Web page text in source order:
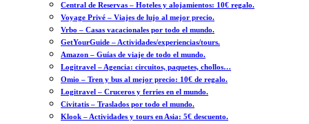
Central de Reservas – Hoteles y alojamientos: 10€ regalo.
Voyage Privé – Viajes de lujo al mejor precio.
Vrbo – Casas vacacionales por todo el mundo.
GetYourGuide – Actividades/experiencias/tours.
Amazon – Guías de viaje de todo el mundo.
Logitravel – Agencia: circuitos, paquetes, chollos…
Omio – Tren y bus al mejor precio: 10€ de regalo.
Logitravel – Cruceros y ferries en el mundo.
Civitatis – Traslados por todo el mundo.
Klook – Actividades y tours en Asia: 5€ descuento.